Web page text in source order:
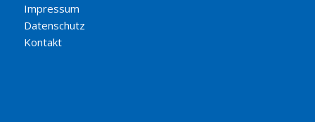
Impressum
Datenschutz
Kontakt